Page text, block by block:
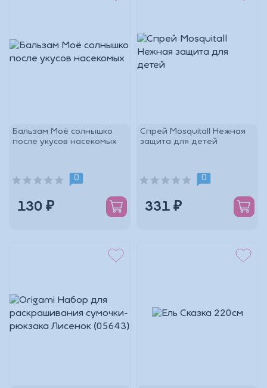
Бальзам Моё солнышко
после укусов насекомых
0
130 ₽
Спрей Mosquitall Нежная
защита для детей
0
331 ₽